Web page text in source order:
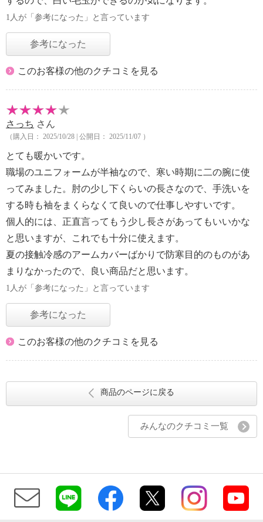
1人が「参考になった」と言っています
参考になった
このお客様の他のクチコミを見る
さっち さん
（購入日： 2025/10/28 | 公開日： 2025/11/07 ）
とても暖かいです。
職場のユニフォームが半袖なので、寒い時期に二の腕に使
ってみました。肘の少し下くらいの長さなので、手洗いを
する時も袖をまくらなくて良いので仕事しやすいです。
個人的には、正直言ってもう少し長さがあってもいいかな
と思いますが、これでも十分に使えます。
夏の接触冷感のアームカバーばかりで防寒目的のものがあ
まりなかったので、良い商品だと思います。
1人が「参考になった」と言っています
参考になった
このお客様の他のクチコミを見る
商品のページに戻る
みんなのクチコミ一覧